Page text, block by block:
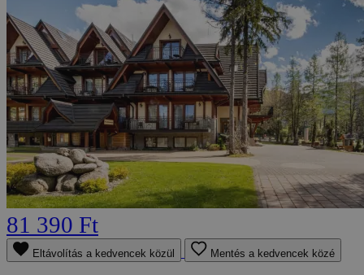
81 390 Ft
Eltávolítás a kedvencek közül Mentés a kedvencek közé